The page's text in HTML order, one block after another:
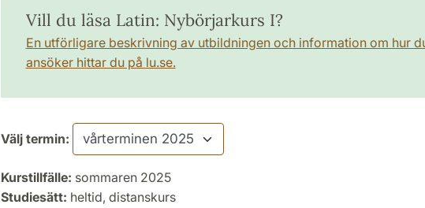
Vill du läsa Latin: Nybörjarkurs I?
En utförligare beskrivning av utbildningen och information om hur
ansöker hittar du på lu.se.
Välj termin:
Kurstillfälle: sommaren 2025
Studiesätt: heltid, distanskurs